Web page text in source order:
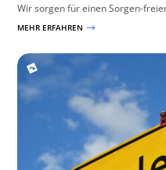
Wir sorgen für einen Sorgen-
MEHR ERFAHREN $